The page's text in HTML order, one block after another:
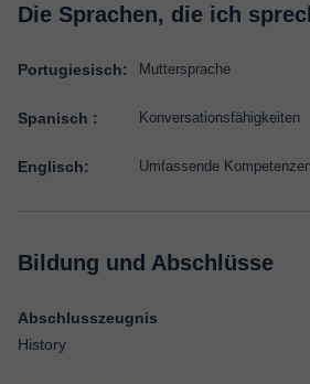
Die Sprachen, die ich
Portugiesisch: Muttersprache
Spanisch : Konversationsfähigkeiten
Englisch: Umfassende
Bildung und Abschlüsse
Abschlusszeugnis
History